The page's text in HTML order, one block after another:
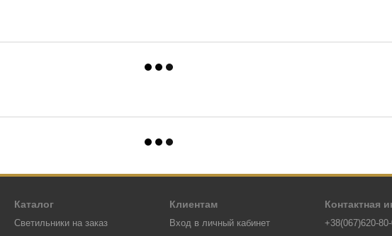
Каталог
Светильники на заказ
Клиентам
Вход в личный кабинет
Контактная
+38(067)620-